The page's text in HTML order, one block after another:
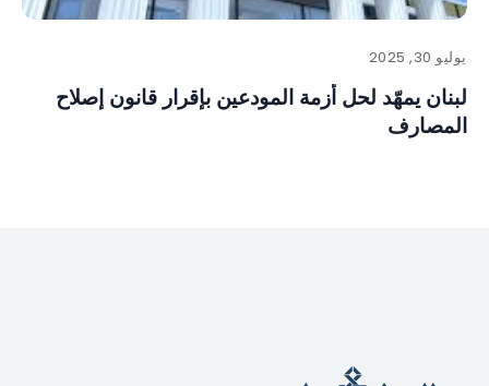
يوليو 30, 2025
لبنان يمهّد لحل أزمة المودعين بإقرار قانون إصلاح
المصارف